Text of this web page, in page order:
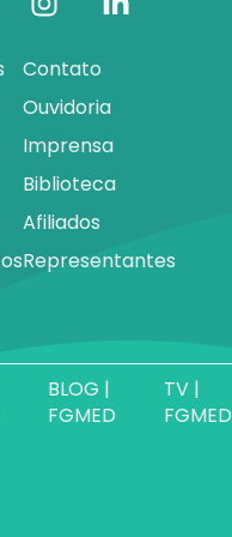
Contato
Ouvidoria
Imprensa
Biblioteca
Afiliados
Representantes
BLOG |
FGMED
TV |
FGMED